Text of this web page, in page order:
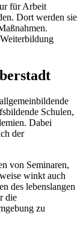
für Arbeit
Dort werden sie
Schulen,
Dabei
der
von Seminaren,
winkt auch
des lebenslangen
die
zu